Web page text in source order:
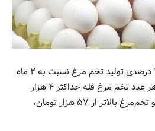
کاشانی از افزایش حداقل ۱۰ درصدی تولید تخم مرغ نسبت به ۲ ماه
قبل خبر داد و گفت: قیمت هر عدد تخم مرغ فله حداکثر ۴ هزار
تومان است و فروش هر کیلو تخم‌مرغ بالاتر از ۵۷ هزار تومان،